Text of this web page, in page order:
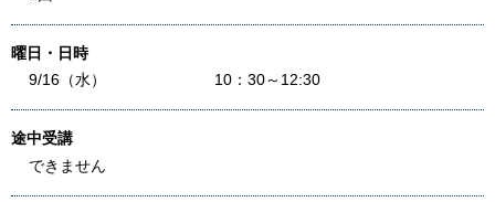
曜日・日時
9/16（水） 10：30～12:30
途中受講
できません